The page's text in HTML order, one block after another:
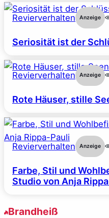
Revierverhalten Anzeige
Seriosität ist der
Revierverhalten Anzeige
Rote Häuser, stille
Revierverhalten Anzeige
Farbe, Stil und
Studio von Anja
Brandheiß